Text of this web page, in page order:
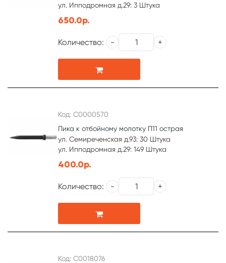
ул. Ипподромная д.29: 3 Штука
650.0р.
Количество:
Код: С0000570
Пика к отбойному молотку П11 острая
ул. Семиреченская д.93: 30 Штука
ул. Ипподромная д.29: 149 Штука
400.0р.
Количество:
Код: С0018076